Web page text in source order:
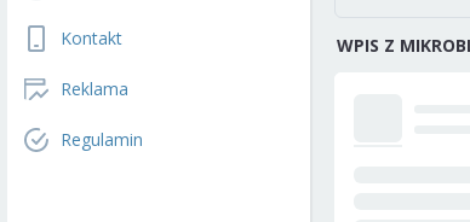
Kontakt
Reklama
Regulamin
WPIS Z